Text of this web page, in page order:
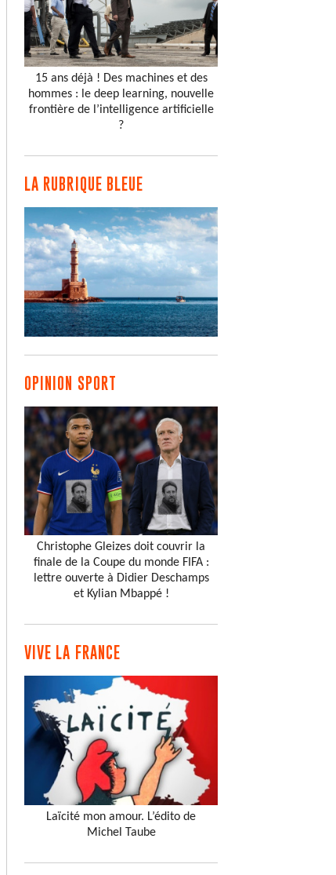
15 ans déjà ! Des machines et des
hommes : le deep learning, nouvelle
frontière de l’intelligence artificielle
?
LA RUBRIQUE BLEUE
OPINION SPORT
Christophe Gleizes doit couvrir la
finale de la Coupe du monde FIFA :
lettre ouverte à Didier Deschamps
et Kylian Mbappé !
VIVE LA FRANCE
Laïcité mon amour. L’édito de
Michel Taube